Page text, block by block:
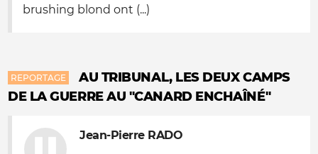
brushing blond ont (...)
REPORTAGE
AU TRIBUNAL, LES DEUX CAMPS
DE LA GUERRE AU "CANARD ENCHAÎNÉ"
Jean-Pierre RADO